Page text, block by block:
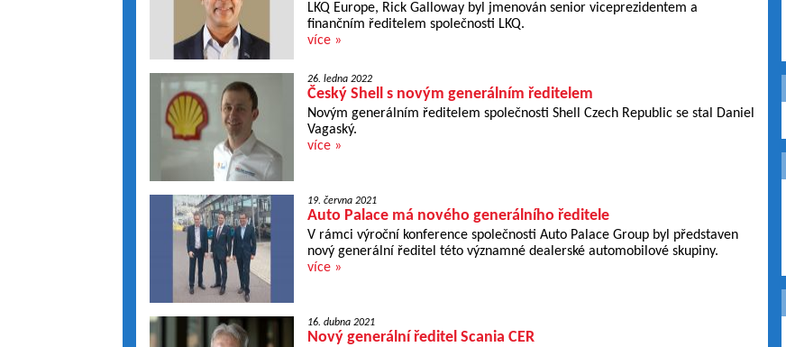
LKQ Europe, Rick Galloway byl jmenován senior viceprezidentem a
finančním ředitelem společnosti LKQ.
více »
26. ledna 2022
Český Shell s novým generálním ředitelem
Novým generálním ředitelem společnosti Shell Czech Republic se stal Daniel
Vagaský.
více »
19. června 2021
Auto Palace má nového generálního ředitele
V rámci výroční konference společnosti Auto Palace Group byl představen
nový generální ředitel této významné dealerské automobilové skupiny.
více »
16. dubna 2021
Nový generální ředitel Scania CER